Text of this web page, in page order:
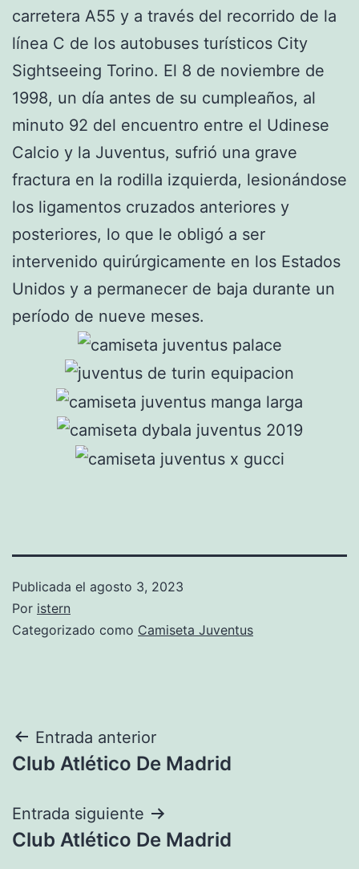
carretera A55 y a través del recorrido de la
línea C de los autobuses turísticos City
Sightseeing Torino. El 8 de noviembre de
1998, un día antes de su cumpleaños, al
minuto 92 del encuentro entre el Udinese
Calcio y la Juventus, sufrió una grave
fractura en la rodilla izquierda, lesionándose
los ligamentos cruzados anteriores y
posteriores, lo que le obligó a ser
intervenido quirúrgicamente en los Estados
Unidos y a permanecer de baja durante un
período de nueve meses.
Publicada el agosto 3, 2023
Por istern
Categorizado como Camiseta Juventus
Navegación
de
entradas
Entrada anterior
Club Atlético De Madrid
Entrada siguiente
Club Atlético De Madrid